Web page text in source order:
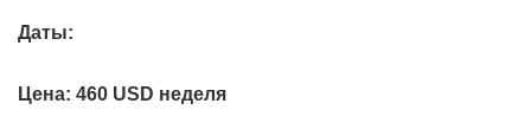
Даты:
Цена: 460 USD неделя